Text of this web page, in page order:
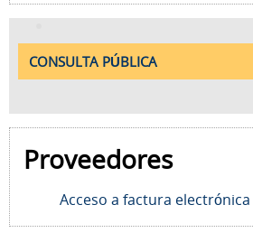
CONSULTA PÚBLICA
Proveedores
Acceso a factura electrónica